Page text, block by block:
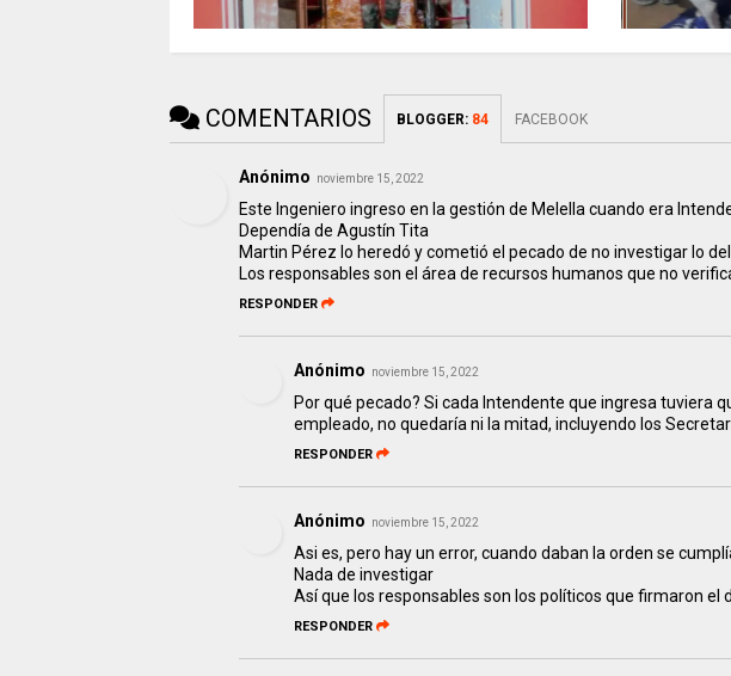
COMENTARIOS BLOGGER: 84 FACEBOOK
Anónimo noviembre 15, 2022
Este Ingeniero ingreso en la gestión de Melella cuando era
Dependía de Agustín Tita
Martin Pérez lo heredó y cometió el pecado de no investigar lo
Los responsables son el área de recursos humanos que no
RESPONDER
Anónimo noviembre 15, 2022
Por qué pecado? Si cada Intendente que ingresa tuviera
empleado, no quedaría ni la mitad, incluyendo los
RESPONDER
Anónimo noviembre 15, 2022
Asi es, pero hay un error, cuando daban la orden se
Nada de investigar
Así que los responsables son los políticos que firmaron el
RESPONDER